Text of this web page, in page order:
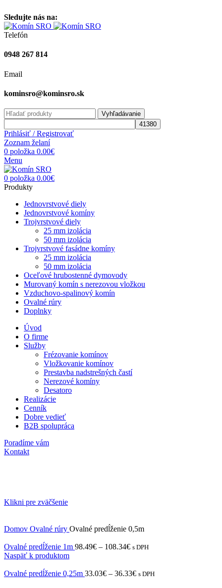
Sledujte nás na:
Telefón
0948 267 814
Email
kominsro@kominsro.sk
Vyhľadávanie
Prihlásiť / Registrovať
Zoznam želaní
0 položka 0.00€
Menu
0 položka 0.00€
Produkty
Jednovrstvové diely
Jednovrstvové komíny
Trojvrstvové diely
25 mm izolácia
50 mm izolácia
Trojvrstvové fasádne komíny
25 mm izolácia
50 mm izolácia
Oceľové hrubostenné dymovody
Murovaný komín s nerezovou vložkou
Vzduchovo-spalinový komín
Ovalné rúry
Doplnky
Úvod
O firme
Služby
Frézovanie komínov
Vložkovanie komínov
Prestavba nadstrešných častí
Nerezové komíny
Desatoro
Realizácie
Cenník
Dobre vedieť
B2B spolupráca
Poradíme vám
Kontakt
Klikni pre zväčšenie
Domov Ovalné rúry Ovalné predĺženie 0,5m
Ovalné predĺženie 1m 98.49€ – 108.34€ s DPH
Naspäť k produktom
Ovalné predĺženie 0,25m 33.03€ – 36.33€ s DPH